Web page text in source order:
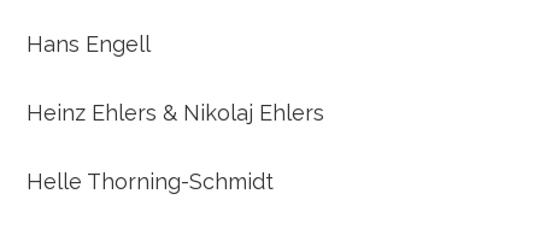
Hans Engell
Heinz Ehlers & Nikolaj Ehlers
Helle Thorning-Schmidt